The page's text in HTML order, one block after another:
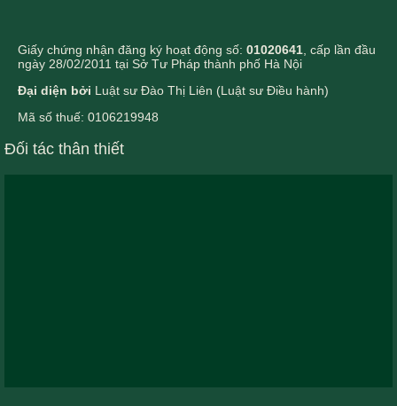
Giấy chứng nhận đăng ký hoạt động số: 01020641 , cấp lần đầu
ngày 28/02/2011 tại Sở Tư Pháp thành phố Hà Nội
Đại diện bởi Luật sư Đào Thị Liên (Luật sư Điều hành)
Mã số thuế: 0106219948
Đối tác thân thiết